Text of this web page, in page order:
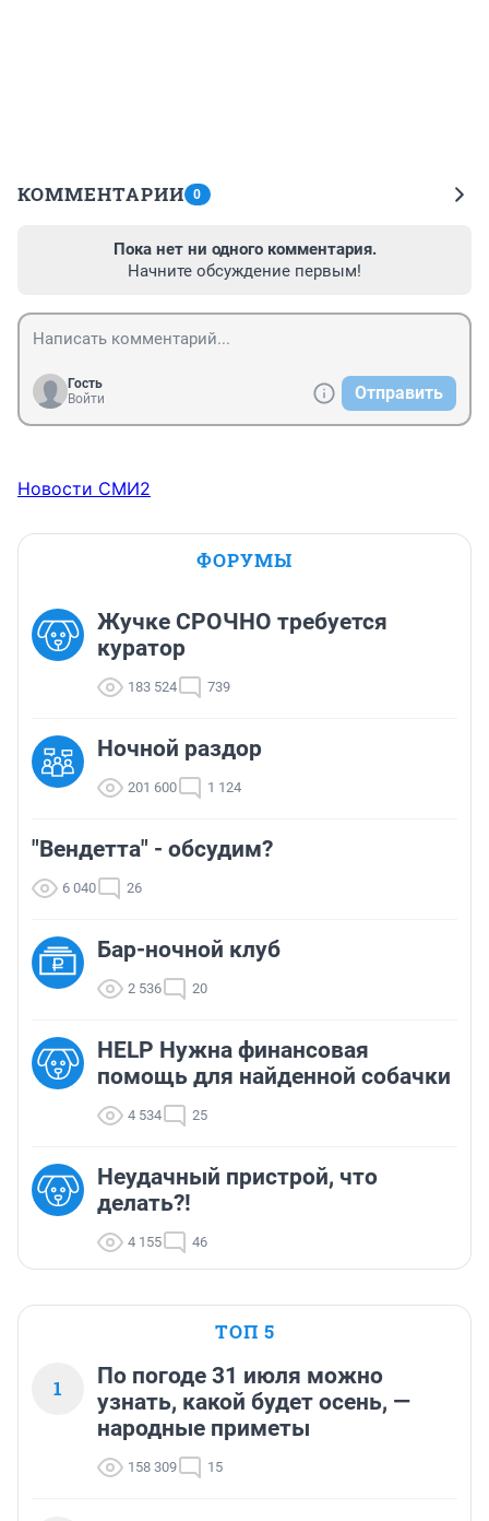
КОММЕНТАРИИ 0
Пока нет ни одного комментария.
Начните обсуждение первым!
Гость
Войти
Отправить
Новости СМИ2
ФОРУМЫ
Жучке СРОЧНО требуется
куратор
183 524 739
Ночной раздор
201 600 1 124
"Вендетта" - обсудим?
6 040 26
Бар-ночной клуб
2 536 20
HELP Нужна финансовая
помощь для найденной собачки
4 534 25
Неудачный пристрой, что
делать?!
4 155 46
ТОП 5
1
По погоде 31 июля можно
узнать, какой будет осень, —
народные приметы
158 309 15